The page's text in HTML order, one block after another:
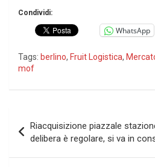
Condividi:
WhatsApp
Tags: berlino, Fruit Logistica,
mof
articoli
Riacquisizione piazzale
delibera è regolare, si va in